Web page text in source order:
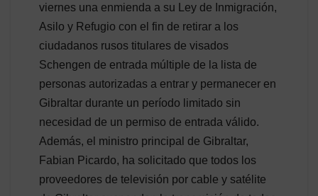
viernes una enmienda a su Ley de Inmigración,
Asilo y Refugio con el fin de retirar a los
ciudadanos rusos titulares de visados
Schengen de entrada múltiple de la lista de
personas autorizadas a entrar y permanecer en
Gibraltar durante un período limitado sin
necesidad de un permiso de entrada válido.
Además, el ministro principal de Gibraltar,
Fabian Picardo, ha solicitado que todos los
proveedores de televisión por cable y satélite